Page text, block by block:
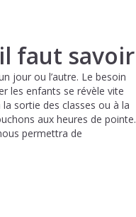
faut savoir
jour ou l’autre. Le besoin
les enfants se révèle vite
sortie des classes ou à la
aux heures de pointe.
permettra de